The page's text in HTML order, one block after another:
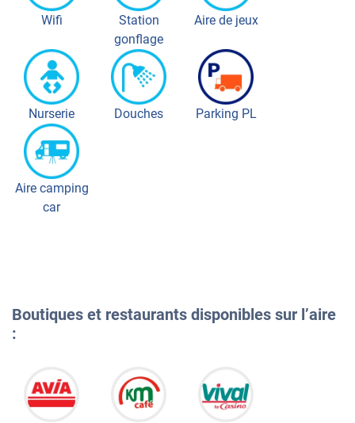
Wifi
Station
gonflage
Aire de jeux
Nurserie Douches Parking PL
Aire camping
car
Boutiques et restaurants disponibles sur l’aire
: